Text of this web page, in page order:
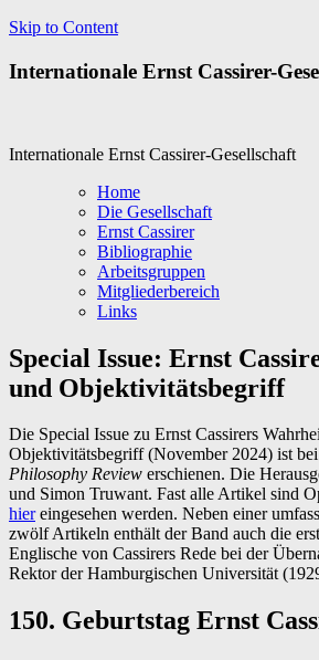
Skip to Content
Internationale Ernst Cassirer-
Internationale Ernst Cassirer-Gesellschaft
Home
Die Gesellschaft
Ernst Cassirer
Bibliographie
Arbeitsgruppen
Mitgliederbereich
Links
Special Issue: Ernst
und Objektivitätsbegriff
Die Special Issue zu Ernst Cassirers
Objektivitätsbegriff (November 2024) ist bei
Philosophy Review erschienen. Die
und Simon Truwant. Fast alle Artikel sind
hiereingesehen werden. Neben einer
zwölf Artikeln enthält der Band auch die
Englische von Cassirers Rede bei der
Rektor der Hamburgischen Universität
150. Geburtstag Ernst